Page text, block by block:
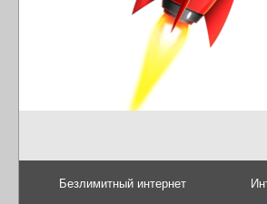
Безлимитный интернет